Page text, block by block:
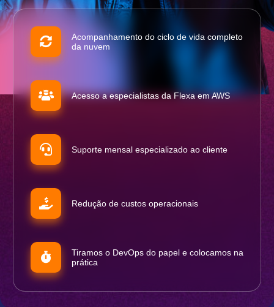
Acompanhamento do ciclo de vida completo
da nuvem
Acesso a especialistas da Flexa em AWS
Suporte mensal especializado ao cliente
Redução de custos operacionais
Tiramos o DevOps do papel e colocamos na
prática